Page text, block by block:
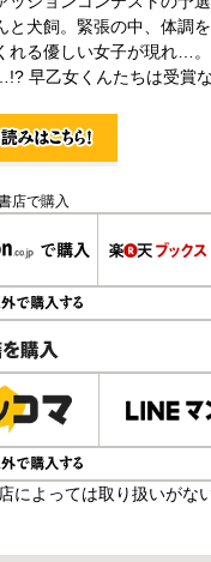
と犬飼。緊張の中、体調
れる優しい女子が現れ…
早乙女くんたちは受賞
店で購入
入
によっては取り扱いがな